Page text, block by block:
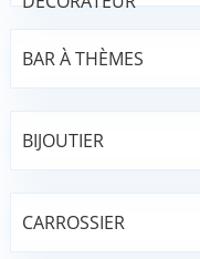
BAR À THÈMES
BIJOUTIER
CARROSSIER